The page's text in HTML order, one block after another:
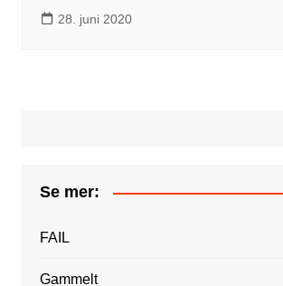
28. juni 2020
Se mer:
FAIL
Gammelt